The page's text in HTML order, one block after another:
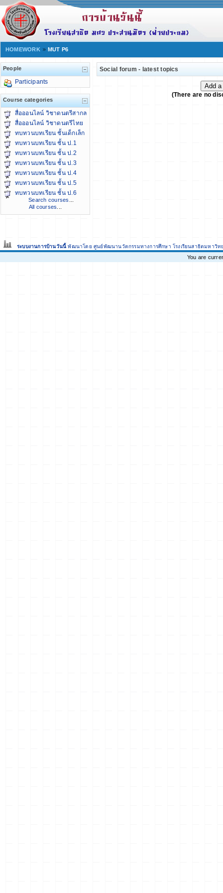
HOMEWORK MUT P6
People
Participants
Course categories
สื่อออนไลน์ วิชาดนตรีสากล
สื่อออนไลน์ วิชาดนตรีไทย
ทบทวนบทเรียน ชั้นเด็กเล็ก
ทบทวนบทเรียน ชั้น ป.1
ทบทวนบทเรียน ชั้น ป.2
ทบทวนบทเรียน ชั้น ป.3
ทบทวนบทเรียน ชั้น ป.4
ทบทวนบทเรียน ชั้น ป.5
ทบทวนบทเรียน ชั้น ป.6
Search courses
All courses
Social forum - latest topics
(There are no
ระบบงานการบ้านวันนี้ พัฒนาโดย ศูนย์พัฒนานวัตกรรมทางการศึกษา โรงเรียนสาธิตมหาวิ
You are